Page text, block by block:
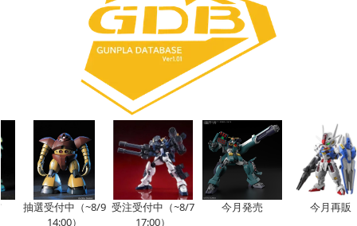
抽選受付中（~8/9
14:00）
受注受付中（~8/7
17:00）
今月発売 今月再販